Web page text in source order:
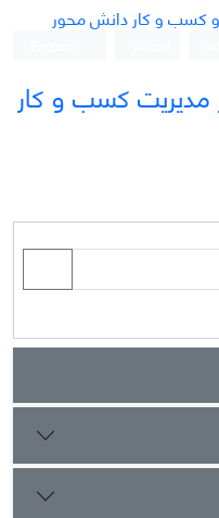
کسب و کار دانش محور
مدیریت کسب و کار